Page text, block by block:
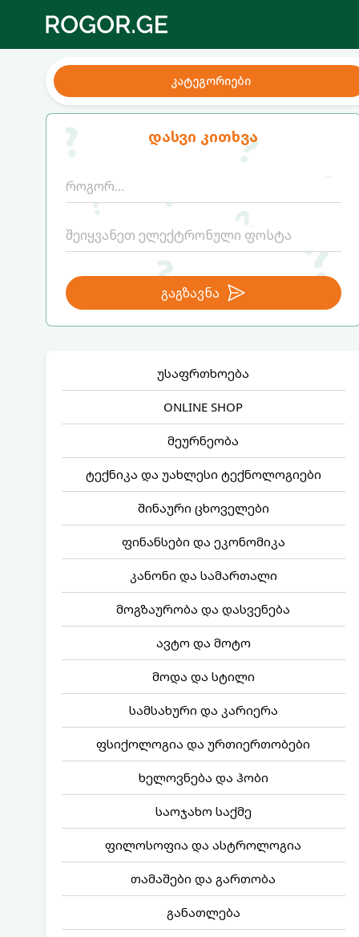
კატეგორიები
დასვი კითხვა
გაგზავნა
უსაფრთხოება
ONLINE SHOP
მეურნეობა
ტექნიკა და უახლესი ტექნოლოგიები
შინაური ცხოველები
ფინანსები და ეკონომიკა
კანონი და სამართალი
მოგზაურობა და დასვენება
ავტო და მოტო
მოდა და სტილი
სამსახური და კარიერა
ფსიქოლოგია და ურთიერთობები
ხელოვნება და ჰობი
საოჯახო საქმე
ფილოსოფია და ასტროლოგია
თამაშები და გართობა
განათლება